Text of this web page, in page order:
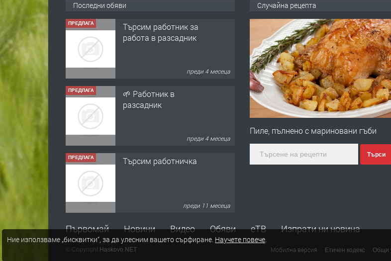
Последни обяви
ПРЕДЛАГА
Търсим работник за
работа в разсадник
преди 4 месеца
ПРЕДЛАГА
🌱 Работник в
разсадник
преди 4 месеца
ПРЕДЛАГА Търсим работничка
преди 11 месеца
ПРЕДЛАГА
Продава употребявани
чисти и запазени
матраци за спални.
Случайна рецепта
Пиле, пълнено с мариновани гъби
Търси
Първомай Новини Видео Обяви еТВ Изпрати ни новина
© Copyright Haskovo.NET Мобилна версия Етичен кодекс Общи
Ние използваме „бисквитки“, за да улесним вашето сърфиране. Научете повече.